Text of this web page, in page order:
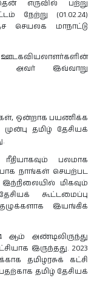
எருவில் பற்று
நேற்று (01.02.24)
செயலக மாநாட்டு
அவர் இவ்வாறு
ஒன்றாக பயணிக்க
தமிழ் தேசியக்
பலமாக
நாங்கள் செயற்பட
மிகவும்
கூட்டமைப்பு
இயங்கிக்
ஆம் அண்டிலிருந்து
இருந்தது. 2023
தமிழரசுக் கட்சி
தமிழ் தேசியக்